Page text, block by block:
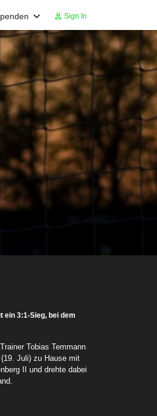
Sign In
ein 3:1-Sieg, bei dem
Tobias Temmann
Juli) zu Hause mit
II und drehte dabei